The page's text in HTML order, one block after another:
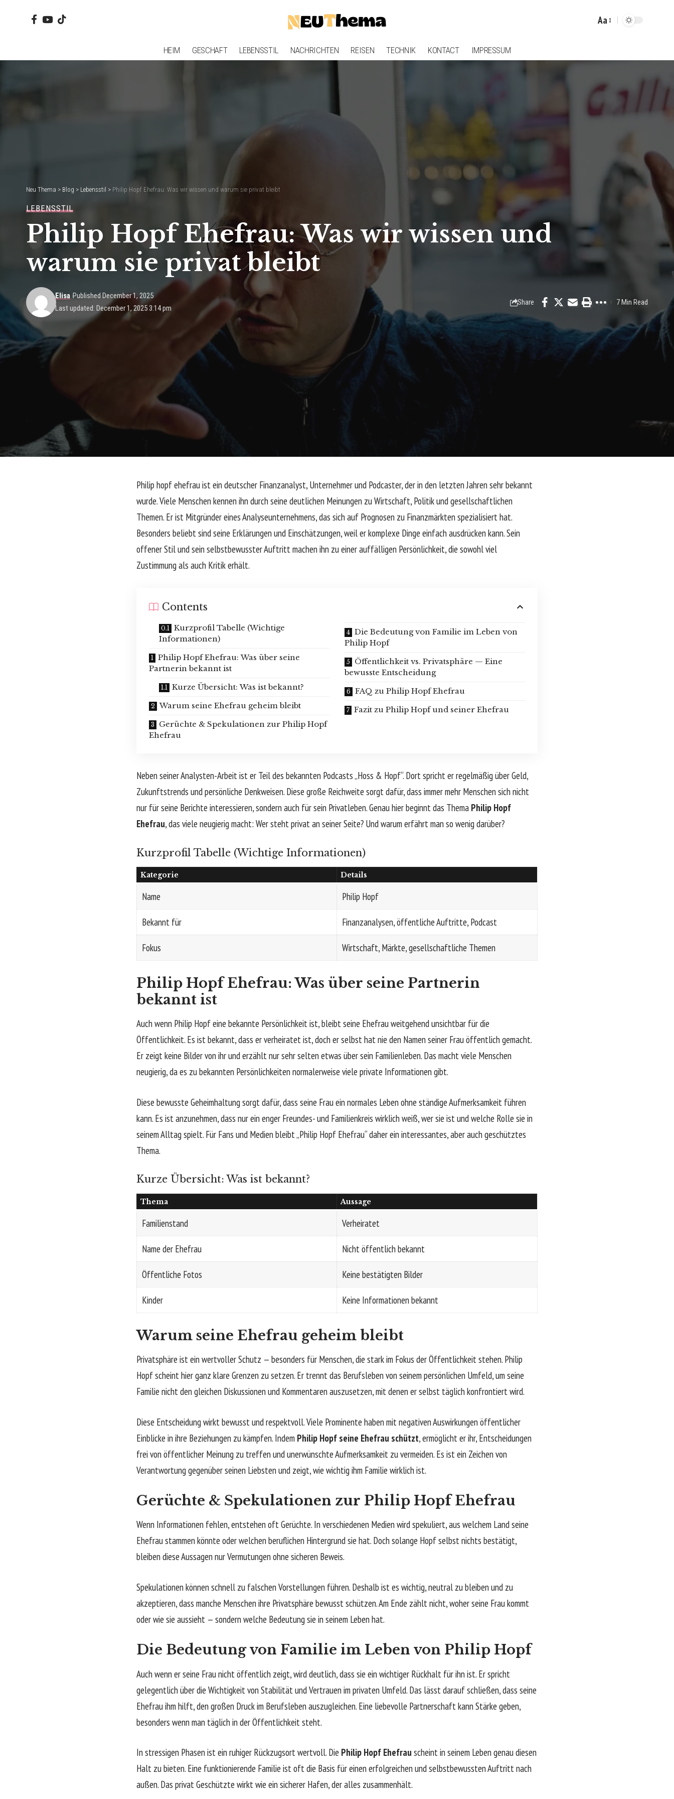
Font
Aa
HEIM GESCHAFT LEBENSSTIL NACHRICHTEN REISEN TECHNIK KONTACT IMPRESSUM
Neu Thema > Blog > Lebensstil > Philip Hopf Ehefrau: Was wir wissen und warum sie privat bleibt
LEBENSSTIL
Philip Hopf Ehefrau: Was wir wissen und
warum sie privat bleibt
Last updated: December 1, 2025 3:14 pm
Elisa Published December 1, 2025
Share 7 Min Read
Philip hopf ehefrau ist ein deutscher Finanzanalyst, Unternehmer und Podcaster, der in den letzten Jahren sehr bekannt
wurde. Viele Menschen kennen ihn durch seine deutlichen Meinungen zu Wirtschaft, Politik und gesellschaftlichen
Themen. Er ist Mitgründer eines Analyseunternehmens, das sich auf Prognosen zu Finanzmärkten spezialisiert hat.
Besonders beliebt sind seine Erklärungen und Einschätzungen, weil er komplexe Dinge einfach ausdrücken kann. Sein
offener Stil und sein selbstbewusster Auftritt machen ihn zu einer auffälligen Persönlichkeit, die sowohl viel
Zustimmung als auch Kritik erhält.
Contents
Kurzprofil Tabelle (Wichtige
Informationen)
Philip Hopf Ehefrau: Was über seine
Partnerin bekannt ist
Kurze Übersicht: Was ist bekannt?
Warum seine Ehefrau geheim bleibt
Gerüchte & Spekulationen zur Philip Hopf
Ehefrau
Die Bedeutung von Familie im Leben von
Philip Hopf
Öffentlichkeit vs. Privatsphäre — Eine
bewusste Entscheidung
FAQ zu Philip Hopf Ehefrau
Fazit zu Philip Hopf und seiner Ehefrau
Neben seiner Analysten-Arbeit ist er Teil des bekannten Podcasts „Hoss & Hopf“. Dort spricht er regelmäßig über Geld,
Zukunftstrends und persönliche Denkweisen. Diese große Reichweite sorgt dafür, dass immer mehr Menschen sich nicht
nur für seine Berichte interessieren, sondern auch für sein Privatleben. Genau hier beginnt das Thema Philip Hopf
Ehefrau, das viele neugierig macht: Wer steht privat an seiner Seite? Und warum erfährt man so wenig darüber?
Kurzprofil Tabelle (Wichtige Informationen)
Kategorie Details
Name Philip Hopf
Bekannt für Finanzanalysen, öffentliche Auftritte, Podcast
Fokus Wirtschaft, Märkte, gesellschaftliche Themen
Philip Hopf Ehefrau: Was über seine Partnerin
bekannt ist
Auch wenn Philip Hopf eine bekannte Persönlichkeit ist, bleibt seine Ehefrau weitgehend unsichtbar für die
Öffentlichkeit. Es ist bekannt, dass er verheiratet ist, doch er selbst hat nie den Namen seiner Frau öffentlich gemacht.
Er zeigt keine Bilder von ihr und erzählt nur sehr selten etwas über sein Familienleben. Das macht viele Menschen
neugierig, da es zu bekannten Persönlichkeiten normalerweise viele private Informationen gibt.
Diese bewusste Geheimhaltung sorgt dafür, dass seine Frau ein normales Leben ohne ständige Aufmerksamkeit führen
kann. Es ist anzunehmen, dass nur ein enger Freundes- und Familienkreis wirklich weiß, wer sie ist und welche Rolle sie in
seinem Alltag spielt. Für Fans und Medien bleibt „Philip Hopf Ehefrau“ daher ein interessantes, aber auch geschütztes
Thema.
Kurze Übersicht: Was ist bekannt?
Thema Aussage
Familienstand Verheiratet
Name der Ehefrau Nicht öffentlich bekannt
Öffentliche Fotos Keine bestätigten Bilder
Kinder Keine Informationen bekannt
Warum seine Ehefrau geheim bleibt
Privatsphäre ist ein wertvoller Schutz — besonders für Menschen, die stark im Fokus der Öffentlichkeit stehen. Philip
Hopf scheint hier ganz klare Grenzen zu setzen. Er trennt das Berufsleben von seinem persönlichen Umfeld, um seine
Familie nicht den gleichen Diskussionen und Kommentaren auszusetzen, mit denen er selbst täglich konfrontiert wird.
Diese Entscheidung wirkt bewusst und respektvoll. Viele Prominente haben mit negativen Auswirkungen öffentlicher
Einblicke in ihre Beziehungen zu kämpfen. Indem Philip Hopf seine Ehefrau schützt, ermöglicht er ihr, Entscheidungen
frei von öffentlicher Meinung zu treffen und unerwünschte Aufmerksamkeit zu vermeiden. Es ist ein Zeichen von
Verantwortung gegenüber seinen Liebsten und zeigt, wie wichtig ihm Familie wirklich ist.
Gerüchte & Spekulationen zur Philip Hopf Ehefrau
Wenn Informationen fehlen, entstehen oft Gerüchte. In verschiedenen Medien wird spekuliert, aus welchem Land seine
Ehefrau stammen könnte oder welchen beruflichen Hintergrund sie hat. Doch solange Hopf selbst nichts bestätigt,
bleiben diese Aussagen nur Vermutungen ohne sicheren Beweis.
Spekulationen können schnell zu falschen Vorstellungen führen. Deshalb ist es wichtig, neutral zu bleiben und zu
akzeptieren, dass manche Menschen ihre Privatsphäre bewusst schützen. Am Ende zählt nicht, woher seine Frau kommt
oder wie sie aussieht — sondern welche Bedeutung sie in seinem Leben hat.
Die Bedeutung von Familie im Leben von Philip Hopf
Auch wenn er seine Frau nicht öffentlich zeigt, wird deutlich, dass sie ein wichtiger Rückhalt für ihn ist. Er spricht
gelegentlich über die Wichtigkeit von Stabilität und Vertrauen im privaten Umfeld. Das lässt darauf schließen, dass seine
Ehefrau ihm hilft, den großen Druck im Berufsleben auszugleichen. Eine liebevolle Partnerschaft kann Stärke geben,
besonders wenn man täglich in der Öffentlichkeit steht.
In stressigen Phasen ist ein ruhiger Rückzugsort wertvoll. Die Philip Hopf Ehefrauscheint in seinem Leben genau diesen
Halt zu bieten. Eine funktionierende Familie ist oft die Basis für einen erfolgreichen und selbstbewussten Auftritt nach
außen. Das privat Geschützte wirkt wie ein sicherer Hafen, der alles zusammenhält.